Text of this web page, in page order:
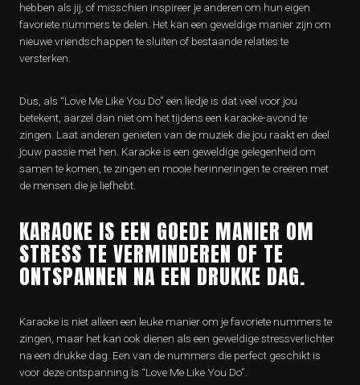
hebben als jij, of misschien inspireer je anderen om hun eigen
favoriete nummers te delen. Het kan een geweldige manier zijn om
nieuwe vriendschappen te sluiten of bestaande relaties te
versterken.
Dus, als “Love Me Like You Do” een liedje is dat veel voor jou
betekent, aarzel dan niet om het tijdens een karaoke-avond te
zingen. Laat anderen genieten van de muziek die jou raakt en deel
jouw passie met hen. Karaoke is een geweldige gelegenheid om
samen te komen, te zingen en mooie herinneringen te creëren met
de mensen die je liefhebt.
KARAOKE IS EEN GOEDE MANIER OM
STRESS TE VERMINDEREN OF TE
ONTSPANNEN NA EEN DRUKKE DAG.
Karaoke is niet alleen een leuke manier om je favoriete nummers te
zingen, maar het kan ook dienen als een geweldige stressverlichter
na een drukke dag. Een van de nummers die perfect geschikt is
voor deze ontspanning is “Love Me Like You Do”.